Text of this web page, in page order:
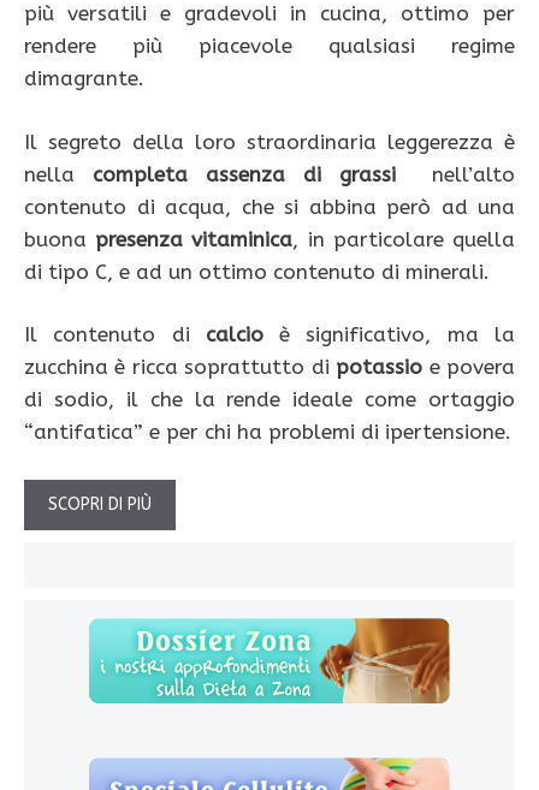
più versatili e gradevoli in cucina, ottimo per
rendere più piacevole qualsiasi regime
dimagrante.
Il segreto della loro straordinaria leggerezza è
nella completa assenza di grassi nell’alto
contenuto di acqua, che si abbina però ad una
buona presenza vitaminica, in particolare quella
di tipo C, e ad un ottimo contenuto di minerali.
Il contenuto di calcioè significativo, ma la
zucchina è ricca soprattutto di potassio e povera
di sodio, il che la rende ideale come ortaggio
“antifatica” e per chi ha problemi di ipertensione.
SCOPRI DI PIÙ